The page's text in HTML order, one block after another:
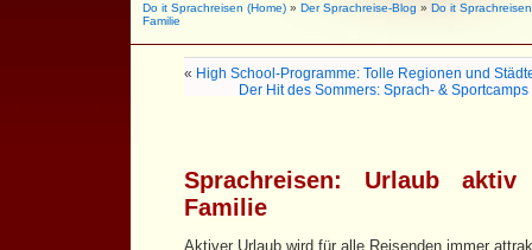
Do it Sprachreisen (Home) » Der Sprachreise-Blog » Do it Sprachreisen
Familie
« High School-Programme: Tolle Regionen und
Der Hit des Sommers: Sprach- &
Sprachreisen: Urlaub
Familie
Aktiver Urlaub wird für alle Reisenden immer